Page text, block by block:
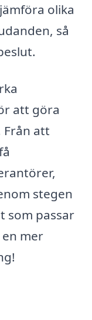
olika
så
att göra
Från att
stegen
som passar
mer